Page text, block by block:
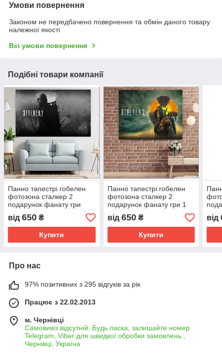
Умови повернення
Законом не передбачено повернення та обмін даного товару
належної якості
Всі умови повернення
Подібні товари компанії
Панно тапестрі гобелен
фотозона сталкер 2
подарунок фанату гри
від 650 ₴
Купити
Панно тапестрі гобелен
фотозона сталкер 2
подарунок фанату гри 1
від 650₴
Купити
від
Про нас
97% позитивних з 295 відгуків за рік
Працює з 22.02.2013
м. Чернівці
Самовивіз відсутній. Будь ласка, залишайте номер
Telegram, Viber для швидкої обробки замовлень.,
Чернівці, Україна